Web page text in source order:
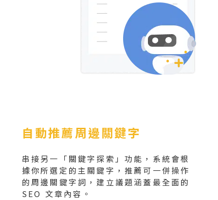
自動推薦周邊關鍵字
串接另一「關鍵字探索」功能，系統會根
據你所選定的主關鍵字，推薦可一併操作
的周邊關鍵字詞，建立議題涵蓋最全面的
SEO 文章內容。